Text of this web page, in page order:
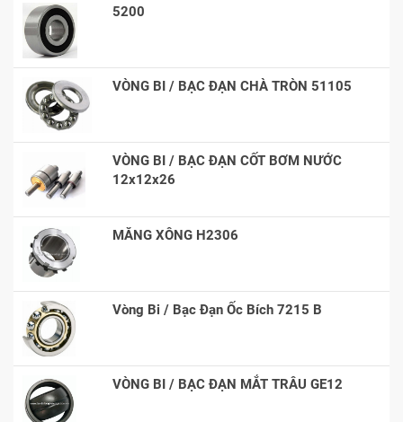
5200
VÒNG BI / BẠC ĐẠN CHÀ TRÒN 51105
VÒNG BI / BẠC ĐẠN CỐT BƠM NƯỚC
12x12x26
MĂNG XÔNG H2306
Vòng Bi / Bạc Đạn Ốc Bích 7215 B
VÒNG BI / BẠC ĐẠN MẮT TRÂU GE12